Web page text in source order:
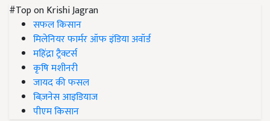
#Top on Krishi Jagran
सफल किसान
मिलेनियर फार्मर ऑफ इंडिया अवॉर्ड
महिंद्रा ट्रैक्टर्स
कृषि मशीनरी
जायद की फसल
बिज़नेस आइडियाज
पीएम किसान